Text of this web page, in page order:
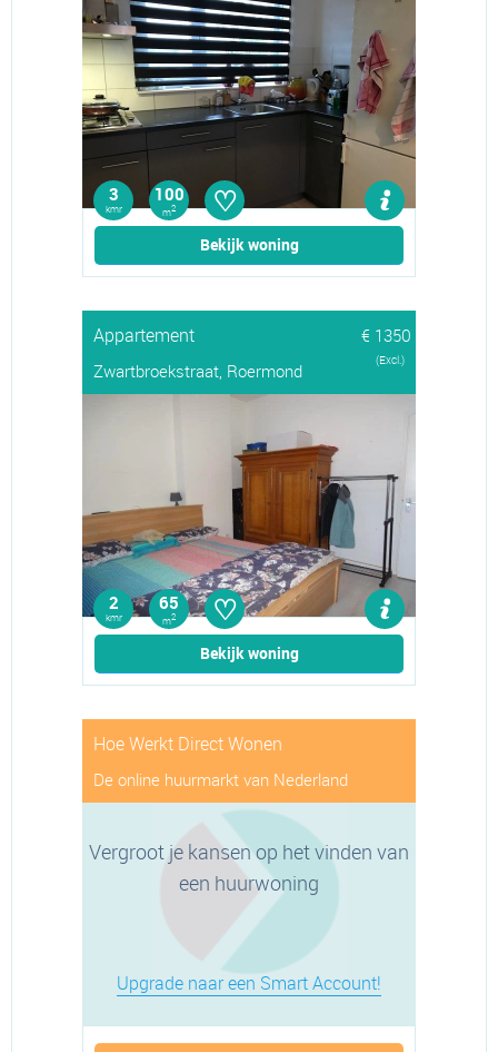
3
kmr
100
m2 ♡
Bekijk woning
Appartement
€ 1350
Zwartbroekstraat, Roermond
(Excl.)
2
kmr
65
m2 ♡
Bekijk woning
Hoe Werkt Direct Wonen
De online huurmarkt van Nederland
Vergroot je kansen op het vinden van
een huurwoning
Upgrade naar een Smart Account!